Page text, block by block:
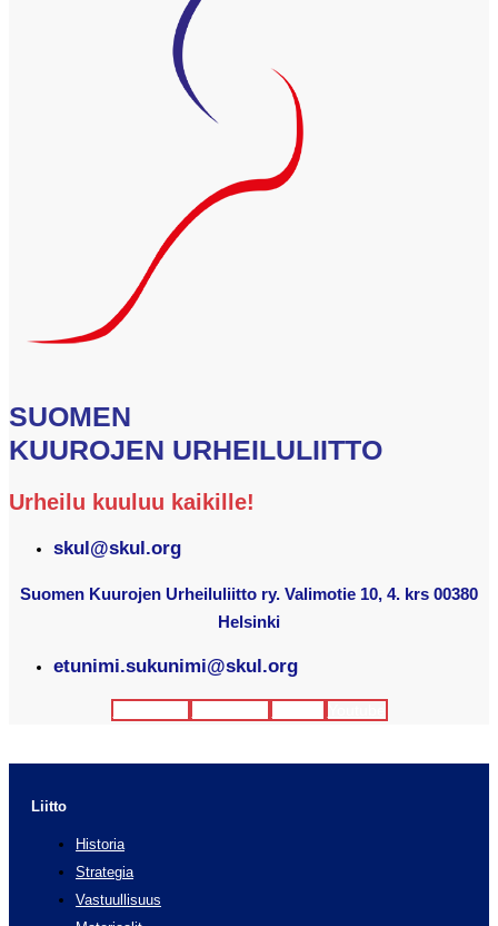
SUOMEN
KUUROJEN URHEILULIITTO
Urheilu kuuluu kaikille!
skul@skul.org
Suomen Kuurojen Urheiluliitto ry. Valimotie 10, 4. krs 00380
Helsinki
etunimi.sukunimi@skul.org
Liitto
Historia
Strategia
Vastuullisuus